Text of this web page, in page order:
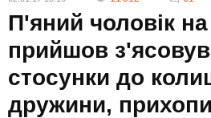
П'яний чоловік
прийшов
стосунки до
дружини,